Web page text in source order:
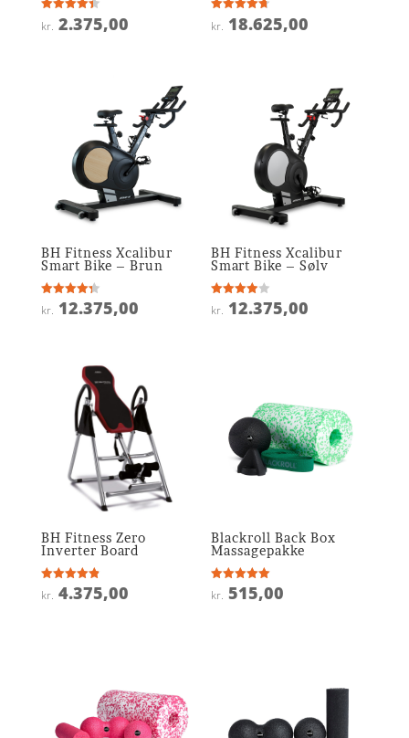
Vurderet
4.4
kr. 2.375,00
Vurderet
4.7
kr. 18.625,00
BH Fitness Xcalibur
Smart Bike – Brun
Vurderet
4.3
kr. 12.375,00
BH Fitness Xcalibur
Smart Bike – Sølv
Vurderet
3.9
kr. 12.375,00
BH Fitness Zero
Inverter Board
Vurderet
4.9
kr. 4.375,00
Blackroll Back Box
Massagepakke
Vurderet
5
kr. 515,00